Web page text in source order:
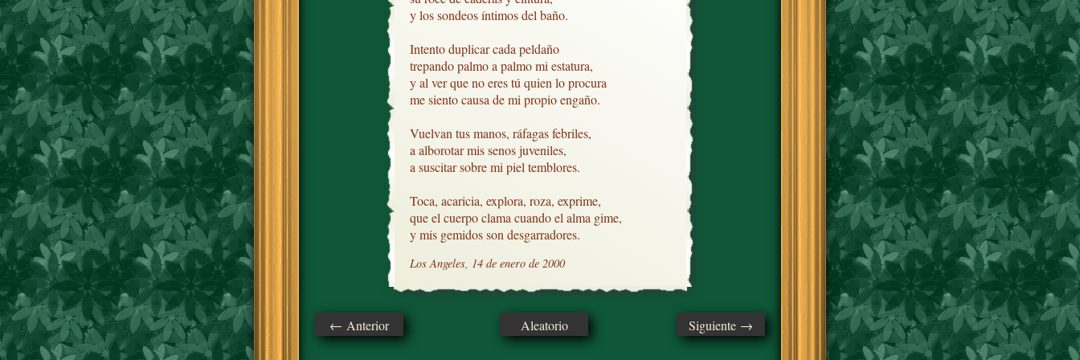
y los sondeos íntimos del baño.
Intento duplicar cada peldaño
trepando palmo a palmo mi estatura,
y al ver que no eres tú quien lo procura
me siento causa de mi propio engaño.
Vuelvan tus manos, ráfagas febriles,
a alborotar mis senos juveniles,
a suscitar sobre mi piel temblores.
Toca, acaricia, explora, roza, exprime,
que el cuerpo clama cuando el alma gime,
y mis gemidos son desgarradores.
Los Angeles, 14 de enero de 2000
← Anterior Aleatorio Siguiente →